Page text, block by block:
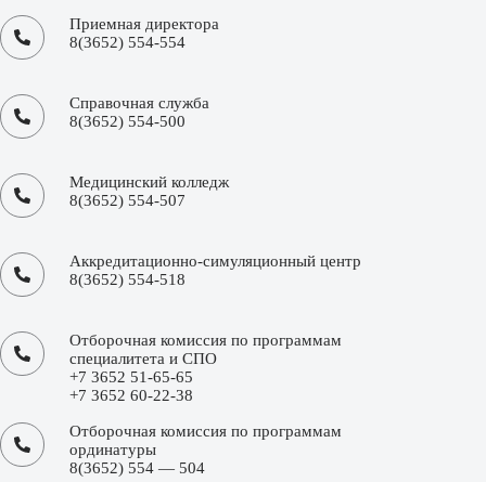
Приемная директора
8(3652) 554-554
Справочная служба
8(3652) 554-500
Медицинский колледж
8(3652) 554-507
Аккредитационно-симуляционный центр
8(3652) 554-518
Отборочная комиссия по программам
специалитета и СПО
+7 3652 51-65-65
+7 3652 60-22-38
Отборочная комиссия по программам
ординатуры
8(3652) 554 — 504